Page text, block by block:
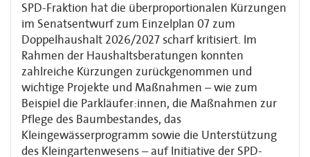
SPD-Fraktion hat die überproportionalen Kürzungen
im Senatsentwurf zum Einzelplan 07 zum
Doppelhaushalt 2026/2027 scharf kritisiert. Im
Rahmen der Haushaltsberatungen konnten
zahlreiche Kürzungen zurückgenommen und
wichtige Projekte und Maßnahmen – wie zum
Beispiel die Parkläufer:innen, die Maßnahmen zur
Pflege des Baumbestandes, das
Kleingewässerprogramm sowie die Unterstützung
des Kleingartenwesens – auf Initiative der SPD-